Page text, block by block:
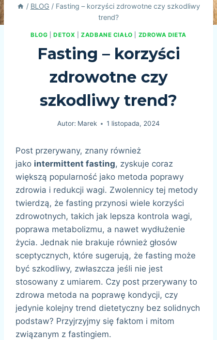
/ BLOG / Fasting – korzyści zdrowotne czy szkodliwy
trend?
BLOG |DETOX |ZADBANE CIAŁO ZDROWA DIETA
Fasting – korzyści
zdrowotne czy
szkodliwy trend?
Autor: Marek 1 listopada, 2024
Post przerywany, znany również
jako intermittent fasting, zyskuje coraz
większą popularność jako metoda poprawy
zdrowia i redukcji wagi. Zwolennicy tej metody
twierdzą, że fasting przynosi wiele korzyści
zdrowotnych, takich jak lepsza kontrola wagi,
poprawa metabolizmu, a nawet wydłużenie
życia. Jednak nie brakuje również głosów
sceptycznych, które sugerują, że fasting może
być szkodliwy, zwłaszcza jeśli nie jest
stosowany z umiarem. Czy post przerywany to
zdrowa metoda na poprawę kondycji, czy
jedynie kolejny trend dietetyczny bez solidnych
podstaw? Przyjrzyjmy się faktom i mitom
związanym z fastingiem.